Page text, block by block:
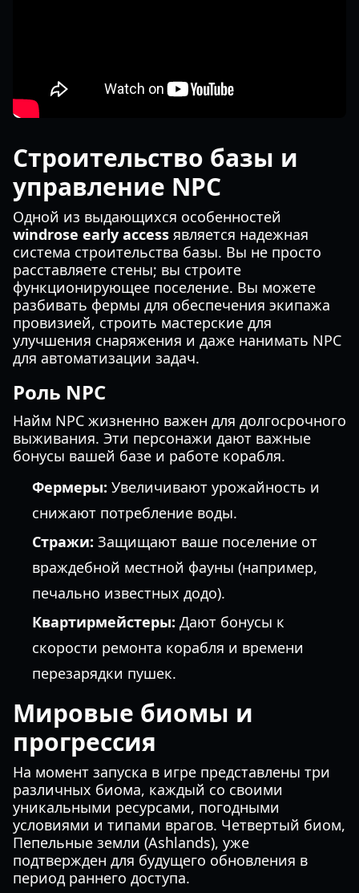
Строительство базы и
управление NPC
Одной из выдающихся особенностей
windrose early access является надежная
система строительства базы. Вы не просто
расставляете стены; вы строите
функционирующее поселение. Вы можете
разбивать фермы для обеспечения экипажа
провизией, строить мастерские для
улучшения снаряжения и даже нанимать NPC
для автоматизации задач.
Роль NPC
Найм NPC жизненно важен для долгосрочного
выживания. Эти персонажи дают важные
бонусы вашей базе и работе корабля.
Фермеры: Увеличивают урожайность и
снижают потребление воды.
Стражи: Защищают ваше поселение от
враждебной местной фауны (например,
печально известных додо).
Квартирмейстеры: Дают бонусы к
скорости ремонта корабля и времени
перезарядки пушек.
Мировые биомы и
прогрессия
На момент запуска в игре представлены три
различных биома, каждый со своими
уникальными ресурсами, погодными
условиями и типами врагов. Четвертый биом,
Пепельные земли (Ashlands), уже
подтвержден для будущего обновления в
период раннего доступа.